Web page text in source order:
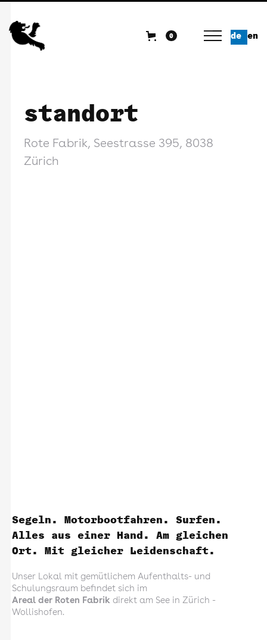
0 de en
standort
Rote Fabrik, Seestrasse 395, 8038
Zürich
Segeln. Motorbootfahren. Surfen.
Alles aus einer Hand. Am gleichen
Ort. Mit gleicher Leidenschaft.
Unser Lokal mit gemütlichem Aufenthalts- und
Schulungsraum befindet sich im
Areal der Roten Fabrik direkt am See in Zürich -
Wollishofen.